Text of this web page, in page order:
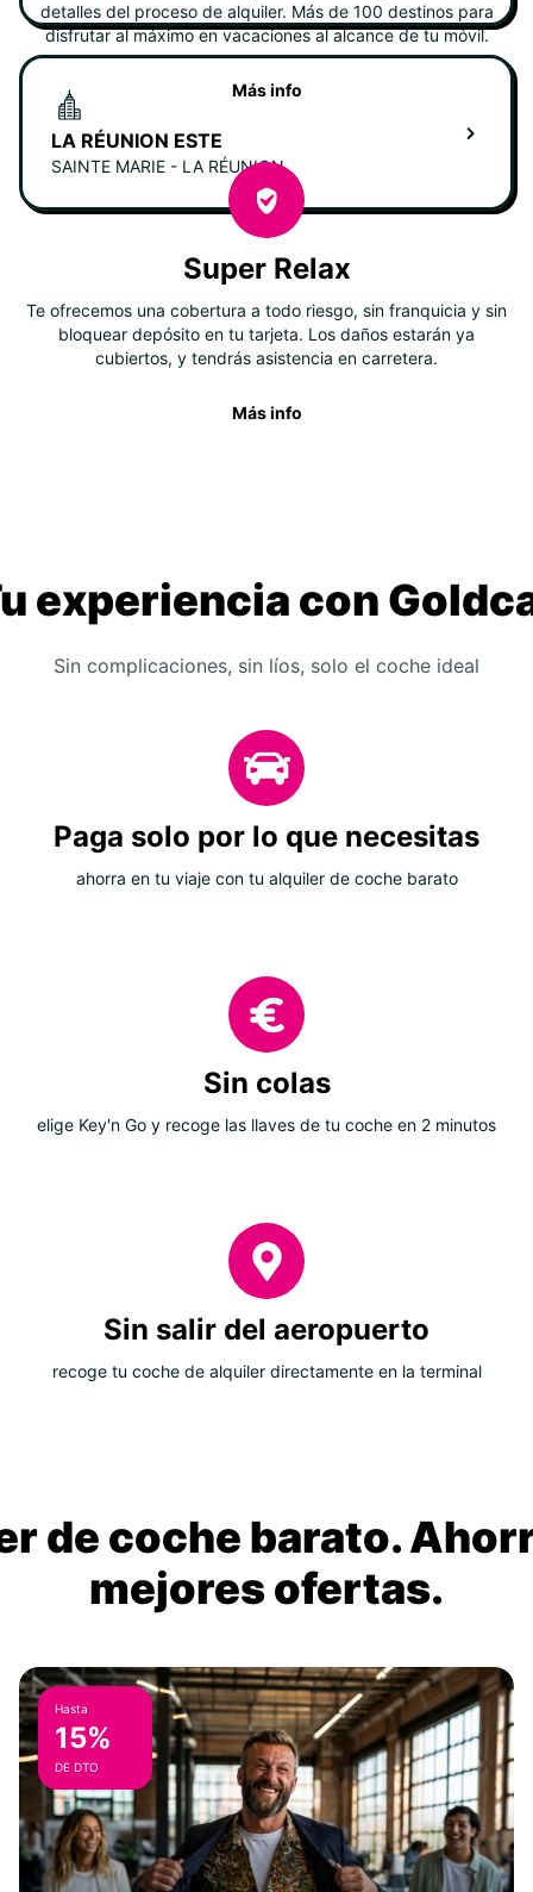
LA RÉUNION ESTE
SAINTE MARIE - LA RÉUNION
detalles del proceso de alquiler. Más de 100 destinos para
disfrutar al máximo en vacaciones al alcance de tu móvil.
Más info
Super Relax
Te ofrecemos una cobertura a todo riesgo, sin franquicia y sin
bloquear depósito en tu tarjeta. Los daños estarán ya
cubiertos, y tendrás asistencia en carretera.
Más info
experiencia con
Sin complicaciones, sin líos, solo el coche ideal
Paga solo por lo que necesitas
ahorra en tu viaje con tu alquiler de coche barato
Sin colas
elige Key'n Go y recoge las llaves de tu coche en 2 minutos
Sin salir del aeropuerto
recoge tu coche de alquiler directamente en la terminal
de coche barato.
mejores ofertas.
Hasta
15%
DE DTO